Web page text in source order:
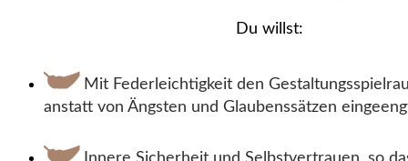
Du willst:
Mit Federleichtigkeit den
anstatt von Ängsten und Glaubenssätzen